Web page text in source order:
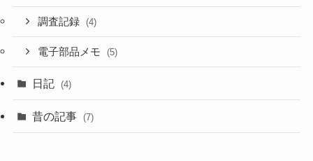
調査記録 (4)
電子部品メモ (5)
日記 (4)
昔の記事 (7)